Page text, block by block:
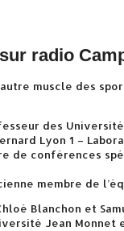
radio
muscle des
des
Lyon 1 –
de conférences
membre de
Blanchon et
Jean